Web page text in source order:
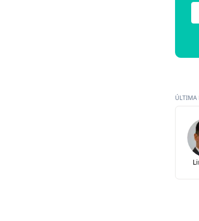
ÚLTIMA